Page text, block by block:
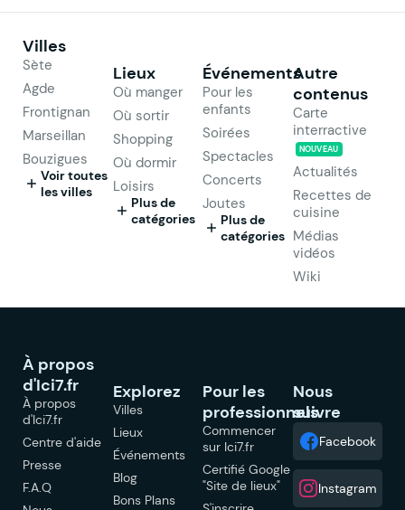
Villes
Sète
Agde
Frontignan
Marseillan
Bouzigues
Voir toutes
les villes
Lieux
Où manger
Où sortir
Shopping
Où dormir
Loisirs
Plus de
catégories
Événements
Pour les
enfants
Soirées
Spectacles
Concerts
Joutes
Plus de
catégories
Autre
contenus
Carte
interractive
NOUVEAU
Actualités
Recettes de
cuisine
Médias
vidéos
Wiki
À propos
d'Ici7.fr
À propos
d'Ici7.fr
Centre d'aide
Presse
F.A.Q
Explorez
Villes
Lieux
Événements
Blog
Bons Plans
Pour les
professionnels
Commencer
sur Ici7.fr
Certifié Google
"Site de lieux"
Nous
suivre
Facebook
Instagram